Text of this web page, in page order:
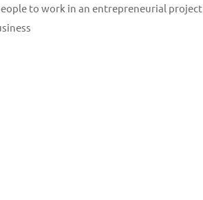
to work in an entrepreneurial project